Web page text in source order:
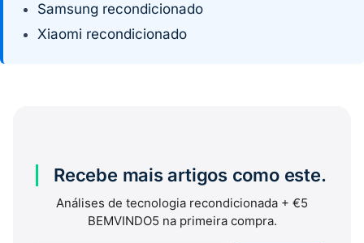
Samsung recondicionado
Xiaomi recondicionado
Recebe mais artigos como este.
Análises de tecnologia recondicionada + €5
BEMVINDO5 na primeira compra.